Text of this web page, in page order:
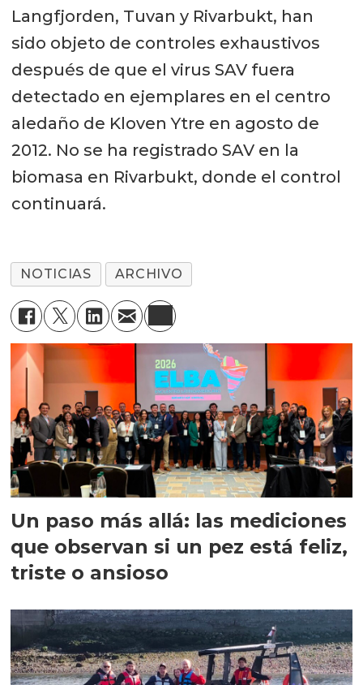
Langfjorden, Tuvan y Rivarbukt, han
sido objeto de controles exhaustivos
después de que el virus SAV fuera
detectado en ejemplares en el centro
aledaño de Kloven Ytre en agosto de
2012. No se ha registrado SAV en la
biomasa en Rivarbukt, donde el control
continuará.
NOTICIAS ARCHIVO
Un paso más allá: las mediciones
que observan si un pez está feliz,
triste o ansioso